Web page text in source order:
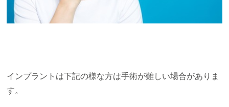
インプラントは下記の様な方は手術が難しい場合がありま
す。